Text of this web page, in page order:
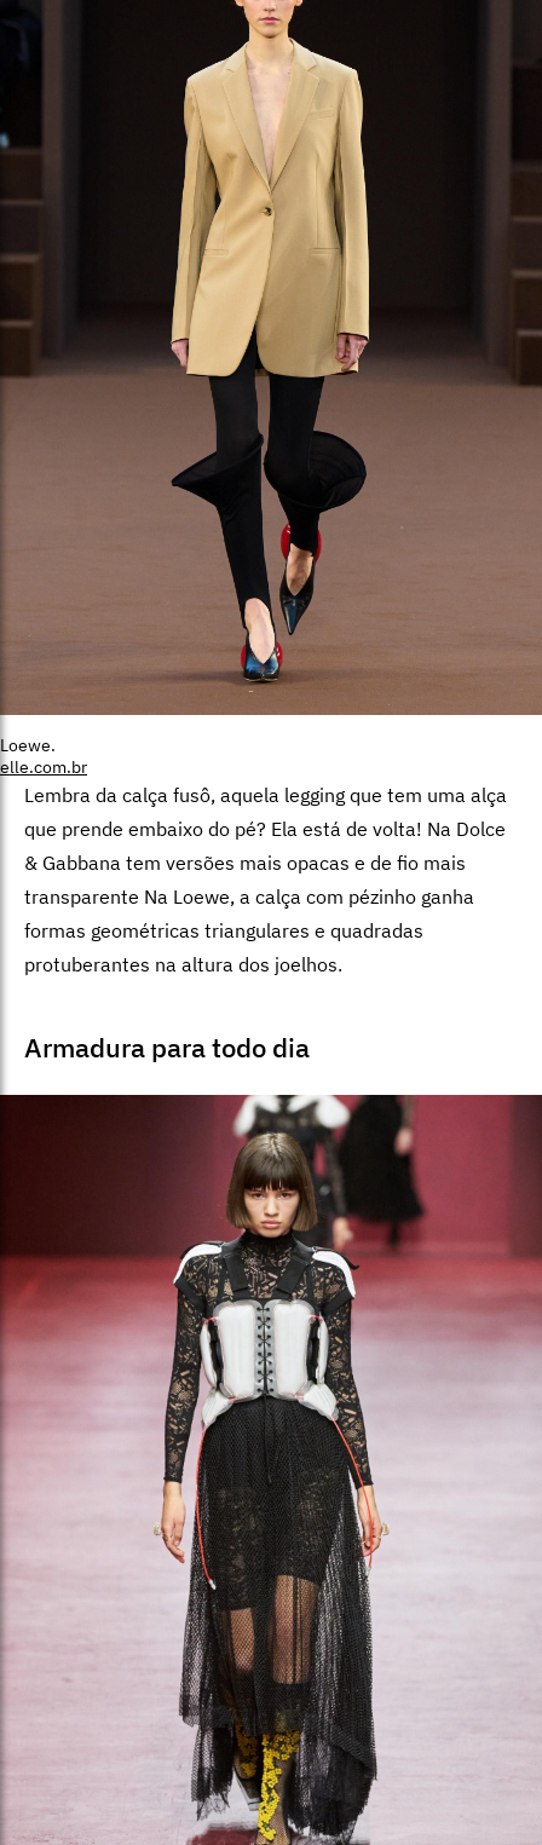
Loewe.
elle.com.br
Lembra da calça fusô, aquela legging que tem uma alça
que prende embaixo do pé? Ela está de volta! Na Dolce
& Gabbana tem versões mais opacas e de fio mais
transparente Na Loewe, a calça com pézinho ganha
formas geométricas triangulares e quadradas
protuberantes na altura dos joelhos.
Armadura para todo dia